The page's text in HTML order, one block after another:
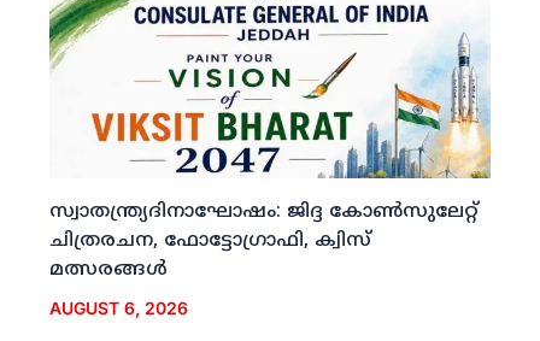
സ്വാതന്ത്ര്യദിനാഘോഷം: ജിദ്ദ കോണ്‍സുലേറ്റ്
ചിത്രരചന, ഫോട്ടോഗ്രാഫി, ക്വിസ്
മത്സരങ്ങള്‍
AUGUST 6, 2026